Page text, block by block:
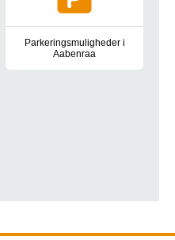
Parkeringsmuligheder i
Aabenraa